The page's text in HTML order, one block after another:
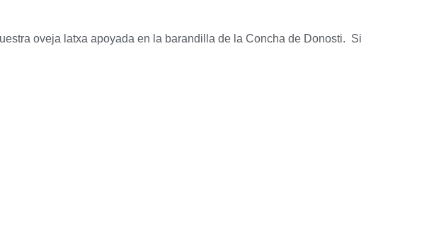
oveja latxa apoyada en la barandilla de la Concha de Donosti. Si